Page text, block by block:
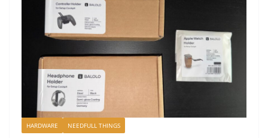
HARDWARE NEEDFULL THINGS